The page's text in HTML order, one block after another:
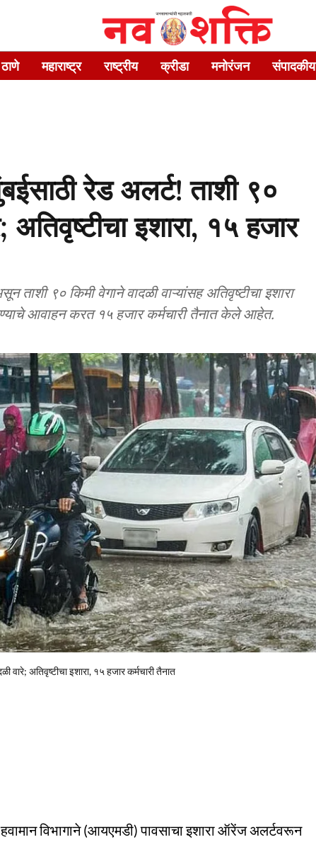
ठाणे महाराष्ट्र राष्ट्रीय क्रीडा मनोरंजन संपादकीय
रेड अलर्ट! ताशी ९०
अतिवृष्टीचा इशारा, १५ हजार
९० किमी वेगाने वादळी वाऱ्यांसह अतिवृष्टीचा इशारा
आवाहन करत १५ हजार कर्मचारी तैनात केले आहेत.
अतिवृष्टीचा इशारा, १५ हजार कर्मचारी तैनात
विभागाने (आयएमडी) पावसाचा इशारा ऑरेंज अलर्टवरून